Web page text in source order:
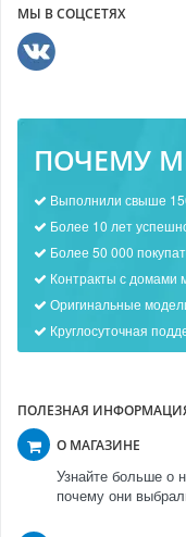
МЫ В СОЦСЕТЯХ
ПОЧЕМУ
Выполнили свыше
Более 10 лет
Более 50 000
Контракты с домами
Оригинальные
Круглосуточная
ПОЛЕЗНАЯ
О МАГАЗИНЕ
Узнайте больше о
почему они